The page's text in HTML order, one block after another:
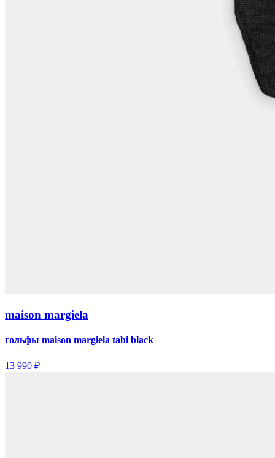
maison margiela
гольфы maison margiela tabi black
13 990 ₽